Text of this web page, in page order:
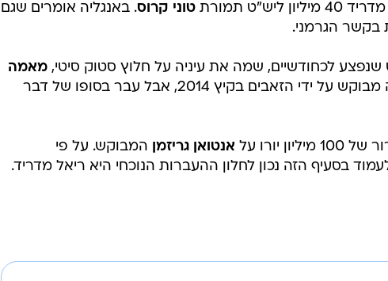
תמורת טוני קרוס. באנגליה אומרים שגם
בקשר הגרמני.
לכחודשיים, שמה את עיניה על חלוץ סטוק סיטי, מאמה
. הסנגלי בן ה-28 כבר היה מבוקש על ידי הזאבים בקיץ 2014, אבל עבר בסופו של דבר
יורו על אנטואן גריזמן המבוקש. על פי
בסעיף הזה נכון לחלון ההעברות הנוכחי היא ריאל מדריד.